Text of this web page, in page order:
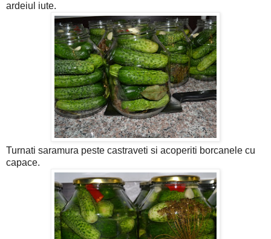
ardeiul iute.
Turnati saramura peste castraveti si acoperiti borcanele cu
capace.